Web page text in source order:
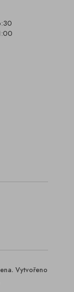
Vytvořeno